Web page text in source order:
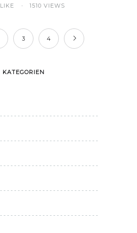
LIKE 1510 VIEWS
3 4
KATEGORIEN